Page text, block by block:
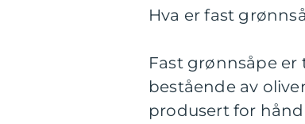
Hva er fast
Fast grønnsåpe er
bestående av
produsert for